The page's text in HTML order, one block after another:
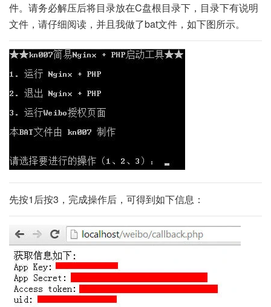
件。请务必解压后将目录放在C盘根目录下，目录下有说明
文件，请仔细阅读，并且我做了bat文件，如下图所示。
先按1后按3，完成操作后，可得到如下信息：